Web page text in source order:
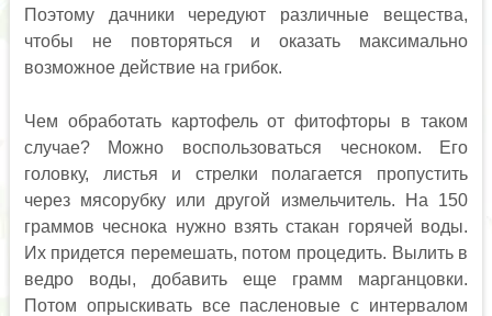
Поэтому дачники чередуют различные вещества,
чтобы не повторяться и оказать максимально
возможное действие на грибок.
Чем обработать картофель от фитофторы в таком
случае? Можно воспользоваться чесноком. Его
головку, листья и стрелки полагается пропустить
через мясорубку или другой измельчитель. На 150
граммов чеснока нужно взять стакан горячей воды.
Их придется перемешать, потом процедить. Вылить в
ведро воды, добавить еще грамм марганцовки.
Потом опрыскивать все пасленовые с интервалом